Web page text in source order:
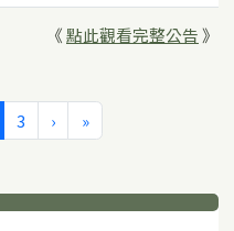
《點此觀看完整公告》
(目前頁次)
3 ›下一頁
»最後頁